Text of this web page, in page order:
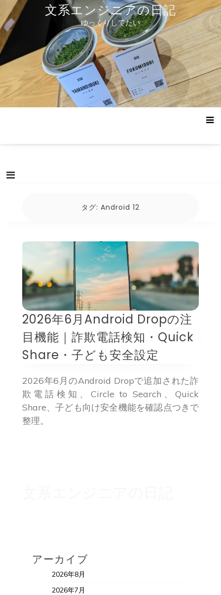
テ
ツ
へ
ス
ッ
プ
文系エンジニアの日記
ゆっくりしてたい
タグ: Android 12
2026年6月Android Dropの注
目機能｜詐欺電話検知・Quick
Share・子ども安全設定
2026年6月のAndroid Dropで追加された詐
欺電話検知、Circle to Search、Quick
Share、子ども向け安全機能を確認点つきで
整理。
アーカイブ
2026年8月
2026年7月